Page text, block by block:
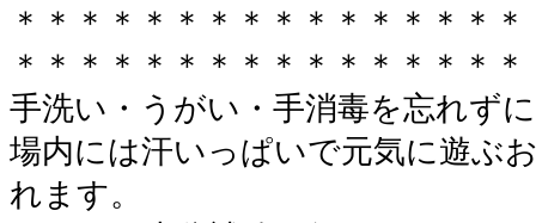
＊＊＊＊＊＊＊＊＊＊＊＊＊＊＊
＊＊＊＊＊＊＊＊＊＊＊＊＊＊＊＊
手洗い・うがい・手消毒を忘れず
場内には汗いっぱいで元気に遊ぶ
れます。